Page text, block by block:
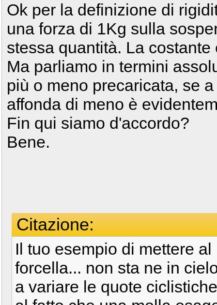
Ok per la definizione di
una forza di 1Kg sulla
stessa quantità. La
Ma parliamo in termini
più o meno precaricata, se
affonda di meno è
Fin qui siamo d'accordo?
Bene.
Citazione:
Il tuo esempio di mettere
forcella... non sta ne in
a variare le quote